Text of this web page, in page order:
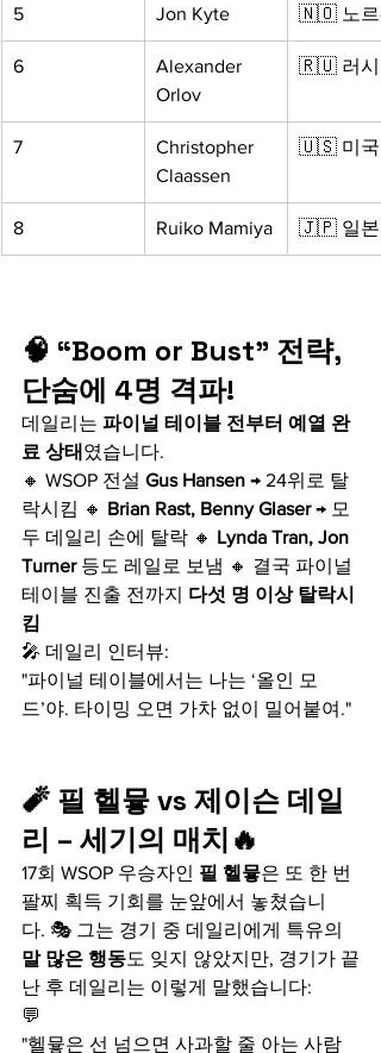
5 Jon Kyte 🇳🇴 노르
6
Alexander
Orlov
🇷🇺 러시
7
Christopher
Claassen
🇺🇸 미국
8 Ruiko Mamiya 🇯🇵 일본
🧠 “Boom or Bust” 전략,
단숨에 4명 격파!
데일리는 파이널 테이블 전부터 예열 완
료 상태 였습니다.
🔸 WSOP 전설 Gus Hansen → 24위로 탈
락시킴 🔸 Brian Rast, Benny Glaser → 모
두 데일리 손에 탈락 🔸 Lynda Tran, Jon
Turner 등도 레일로 보냄 🔸 결국 파이널
테이블 진출 전까지 다섯 명 이상 탈락시
킴
🎤 데일리 인터뷰:
"파이널 테이블에서는 나는 ‘올인 모
드’야. 타이밍 오면 가차 없이 밀어붙여."
🧨 필 헬뮿 vs 제이슨 데일
리 – 세기의 매치🔥
17회 WSOP 우승자인 필 헬뮿은 또 한 번
팔찌 획득 기회를 눈앞에서 놓쳤습니
다. 🎭 그는 경기 중 데일리에게 특유의
말 많은 행동도 잊지 않았지만, 경기가 끝
난 후 데일리는 이렇게 말했습니다:
💬
"헬뮿은 선 넘으면 사과할 줄 아는 사람